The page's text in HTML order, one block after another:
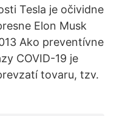
Tesla je očividne
Elon Musk
Ako preventívne
COVID-19 je
tovaru, tzv.